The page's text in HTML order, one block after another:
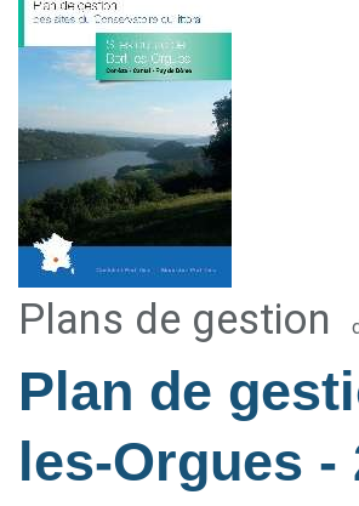
Plans de gestion
Plan de
les-Orgues -